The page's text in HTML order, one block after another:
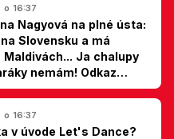
16:37
Nagyová na plné ústa:
Slovensku a má
Maldivách... Ja chalupy
nemám! Odkaz
16:37
v úvode Let's Dance?